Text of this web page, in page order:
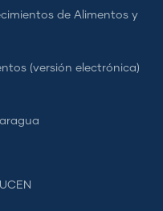
de Alimentos y
(versión electrónica)